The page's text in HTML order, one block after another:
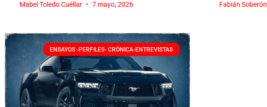
Mabel Toledo Cuéllar 7 mayo, 2026 Fabián Soberón
ENSAYOS -PERFILES- CRÓNICA-ENTREVISTAS